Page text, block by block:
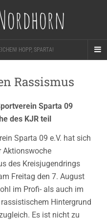
HOPP, SPARTA!
Rassismus
Sparta 09
des KJR teil
Sparta 09 e.V. hat sich
Aktionswoche
des Kreisjugendrings
Freitag den 7. August
im Profi- als auch im
Hintergrund
Es ist nicht zu